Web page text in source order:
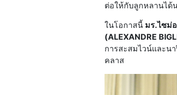
ต่อให้กับลูกหลานได้
ในโอกาสนี้ มร.ไซม่
(ALEXANDRE
การสะสมไวน์และน
คลาส